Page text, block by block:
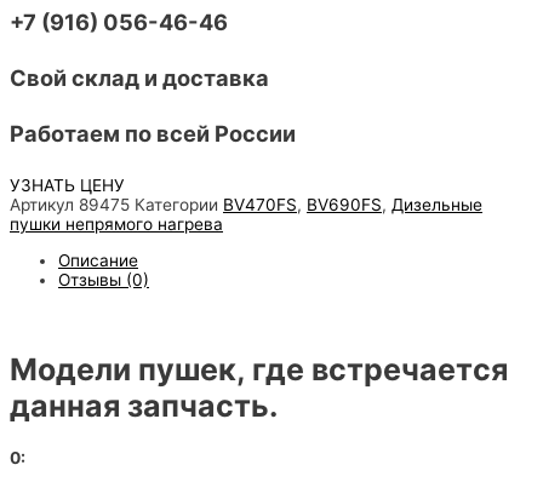
+7 (916) 056-46-46
Свой склад и доставка
Работаем по всей России
УЗНАТЬ ЦЕНУ
Артикул 89475 Категории BV470FS, BV690FS, Дизельные
пушки непрямого нагрева
Описание
Отзывы (0)
Модели пушек, где встречается
данная запчасть.
0: